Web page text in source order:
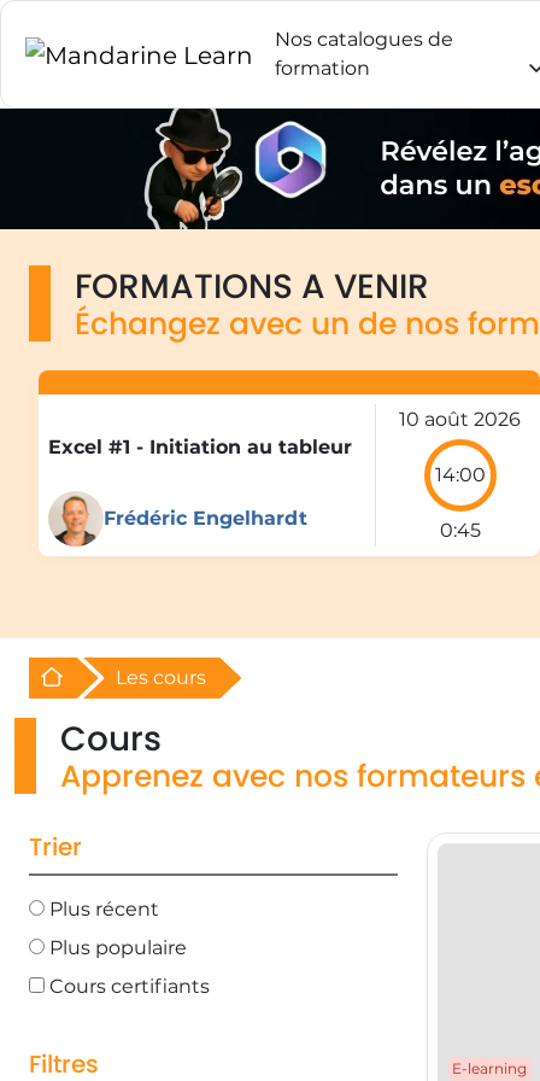
Nos catalogues de
formation
FORMATIONS A VENIR
Échangez avec un de nos
Excel #1 - Initiation au tableur
Frédéric Engelhardt
10 août 2026
14:00
0:45
Retour à l'acceuil
Les cours
Cours
Apprenez avec nos formateurs
Trier
Plus récent
Plus populaire
Cours certifiants
Filtres E-learning